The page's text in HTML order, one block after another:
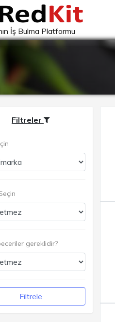
İş Bulma Platformu
Filtreler
gereklidir?
Filtrele